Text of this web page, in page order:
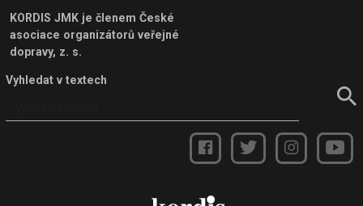
KORDIS JMK je členem České
asociace organizátorů veřejné
dopravy, z. s.
Vyhledat v textech